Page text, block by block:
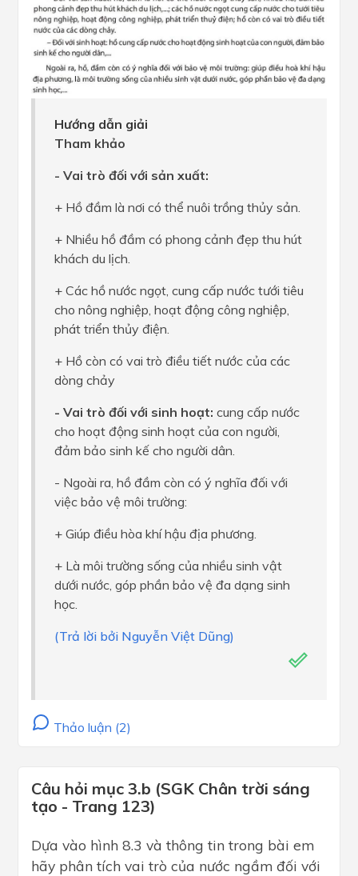
Hướng dẫn giải
Tham khảo
- Vai trò đối với sản xuất:
+ Hồ đầm là nơi có thể nuôi trồng thủy sản.
+ Nhiều hồ đầm có phong cảnh đẹp thu hút
khách du lịch.
+ Các hồ nước ngọt, cung cấp nước tưới tiêu
cho nông nghiệp, hoạt động công nghiệp,
phát triển thủy điện.
+ Hồ còn có vai trò điều tiết nước của các
dòng chảy
- Vai trò đối với sinh hoạt: cung cấp nước
cho hoạt động sinh hoạt của con người,
đảm bảo sinh kế cho người dân.
- Ngoài ra, hồ đầm còn có ý nghĩa đối với
việc bảo vệ môi trường:
+ Giúp điều hòa khí hậu địa phương.
+ Là môi trường sống của nhiều sinh vật
dưới nước, góp phần bảo vệ đa dạng sinh
học.
(Trả lời bởi Nguyễn Việt Dũng)
Thảo luận (2)
Câu hỏi mục 3.b (SGK Chân trời sáng
tạo - Trang 123)
Dựa vào hình 8.3 và thông tin trong bài em
hãy phân tích vai trò của nước ngầm đối với